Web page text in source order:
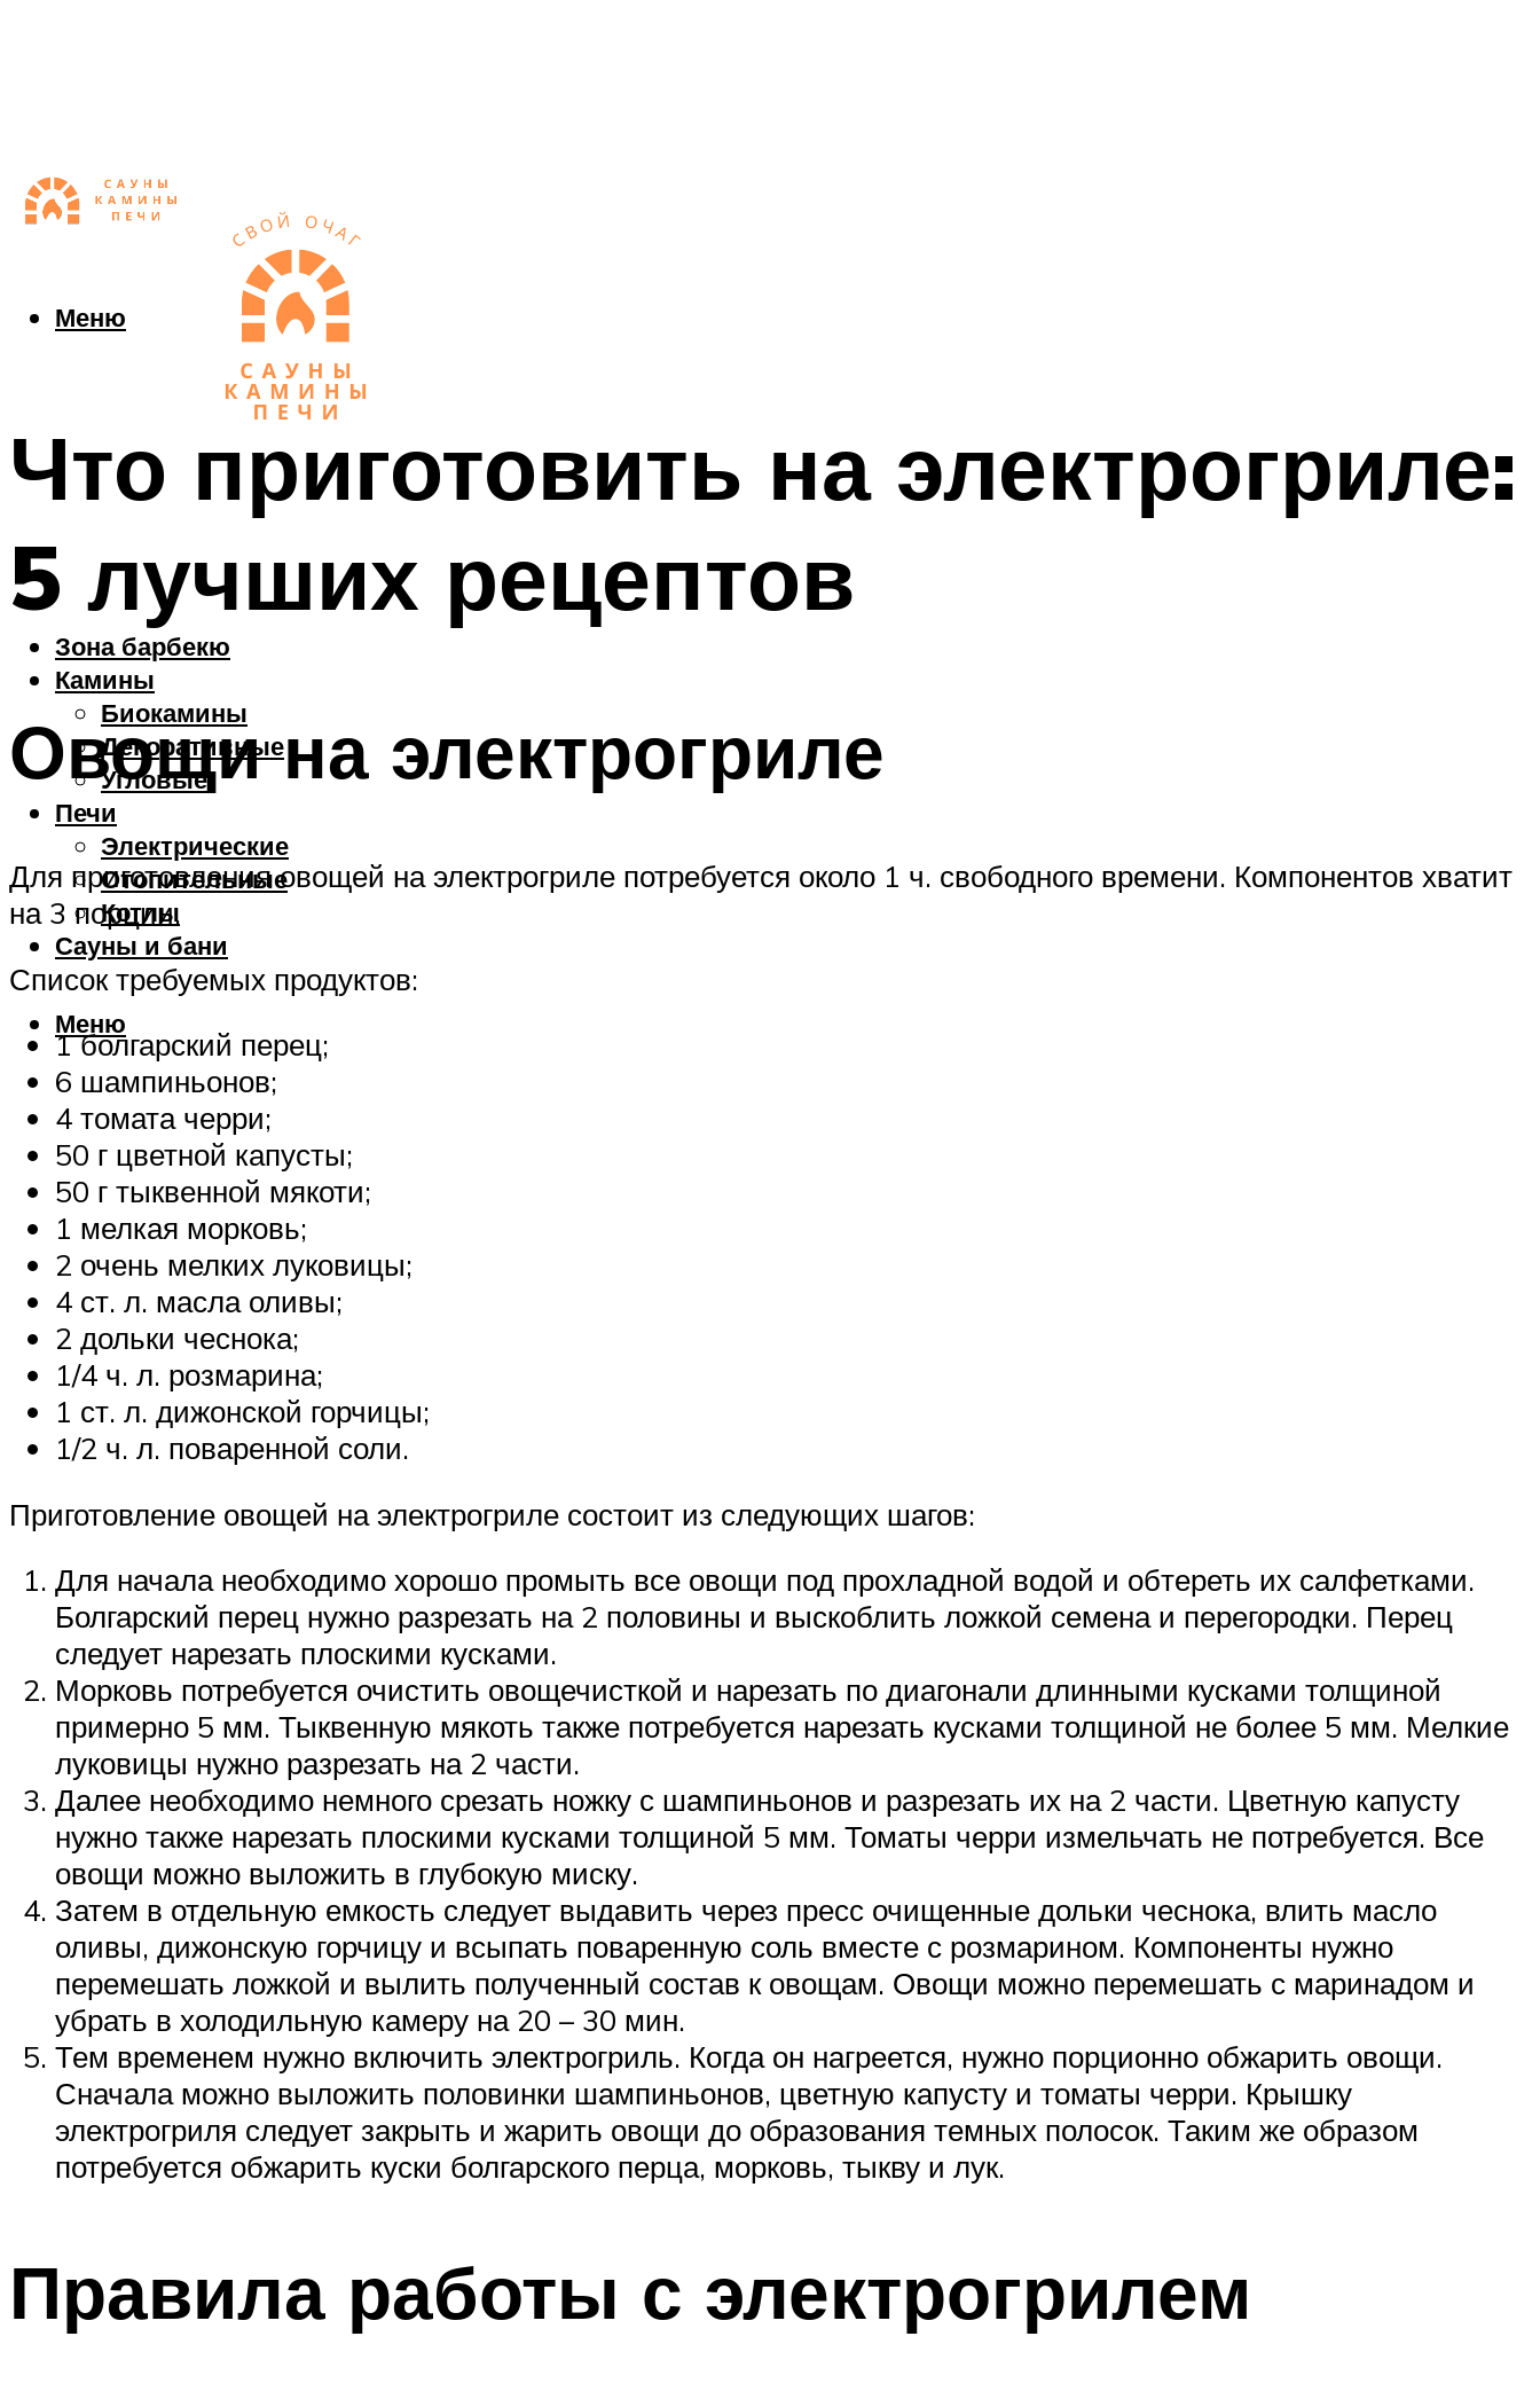
Зона барбекю
Камины
Биокамины
Декоративные
Угловые
Печи
Электрические
Отопительные
Котлы
Сауны и бани
Меню
Меню
Что приготовить на электрогриле:
5 лучших рецептов
Овощи на электрогриле
Для приготовления овощей на электрогриле потребуется около 1 ч. свободного времени. Компонентов хватит
на 3 порции.
Список требуемых продуктов:
1 болгарский перец;
6 шампиньонов;
4 томата черри;
50 г цветной капусты;
50 г тыквенной мякоти;
1 мелкая морковь;
2 очень мелких луковицы;
4 ст. л. масла оливы;
2 дольки чеснока;
1/4 ч. л. розмарина;
1 ст. л. дижонской горчицы;
1/2 ч. л. поваренной соли.
Приготовление овощей на электрогриле состоит из следующих шагов:
Для начала необходимо хорошо промыть все овощи под прохладной водой и обтереть их салфетками.
Болгарский перец нужно разрезать на 2 половины и выскоблить ложкой семена и перегородки. Перец
следует нарезать плоскими кусками.
Морковь потребуется очистить овощечисткой и нарезать по диагонали длинными кусками толщиной
примерно 5 мм. Тыквенную мякоть также потребуется нарезать кусками толщиной не более 5 мм. Мелкие
луковицы нужно разрезать на 2 части.
Далее необходимо немного срезать ножку с шампиньонов и разрезать их на 2 части. Цветную капусту
нужно также нарезать плоскими кусками толщиной 5 мм. Томаты черри измельчать не потребуется. Все
овощи можно выложить в глубокую миску.
Затем в отдельную емкость следует выдавить через пресс очищенные дольки чеснока, влить масло
оливы, дижонскую горчицу и всыпать поваренную соль вместе с розмарином. Компоненты нужно
перемешать ложкой и вылить полученный состав к овощам. Овощи можно перемешать с маринадом и
убрать в холодильную камеру на 20 – 30 мин.
Тем временем нужно включить электрогриль. Когда он нагреется, нужно порционно обжарить овощи.
Сначала можно выложить половинки шампиньонов, цветную капусту и томаты черри. Крышку
электрогриля следует закрыть и жарить овощи до образования темных полосок. Таким же образом
потребуется обжарить куски болгарского перца, морковь, тыкву и лук.
Правила работы с электрогрилем